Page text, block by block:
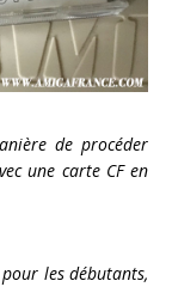
de procéder
une carte CF en
les débutants,